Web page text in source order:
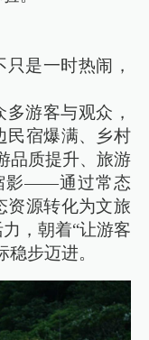
是一时热闹，
游客与观众，
民宿爆满、乡村
品质提升、旅游
影——通过常态
资源转化为文旅
，朝着“让游客
步迈进。